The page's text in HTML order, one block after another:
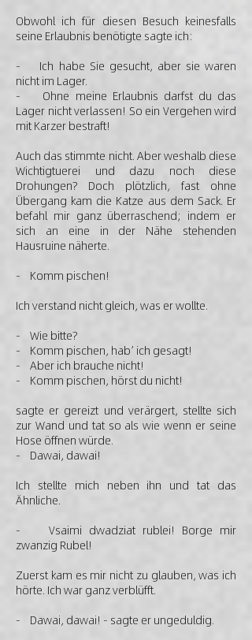
Obwohl ich für diesen Besuch keinesfalls
seine Erlaubnis benötigte sagte ich:
- Ich habe Sie gesucht, aber sie waren
nicht im Lager.
- Ohne meine Erlaubnis darfst du das
Lager nicht verlassen! So ein Vergehen wird
mit Karzer bestraft!
Auch das stimmte nicht. Aber weshalb diese
Wichtigtuerei und dazu noch diese
Drohungen? Doch plötzlich, fast ohne
Übergang kam die Katze aus dem Sack. Er
befahl mir ganz überraschend; indem er
sich an eine in der Nähe stehenden
Hausruine näherte.
- Komm pischen!
Ich verstand nicht gleich, was er wollte.
- Wie bitte?
- Komm pischen, hab’ ich gesagt!
- Aber ich brauche nicht!
- Komm pischen, hörst du nicht!
sagte er gereizt und verärgert, stellte sich
zur Wand und tat so als wie wenn er seine
Hose öffnen würde.
- Dawai, dawai!
Ich stellte mich neben ihn und tat das
Ähnliche.
- Vsaimi dwadziat rublei! Borge mir
zwanzig Rubel!
Zuerst kam es mir nicht zu glauben, was ich
hörte. Ich war ganz verblüfft.
- Dawai, dawai! - sagte er ungeduldig.